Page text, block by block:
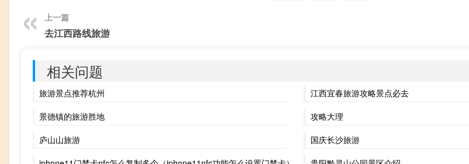
上一篇
去江西路线旅游
相关问题
旅游景点推荐杭州
江西宜春旅游攻略景点必去
景德镇的旅游胜地
攻略大理
庐山山旅游
国庆长沙旅游